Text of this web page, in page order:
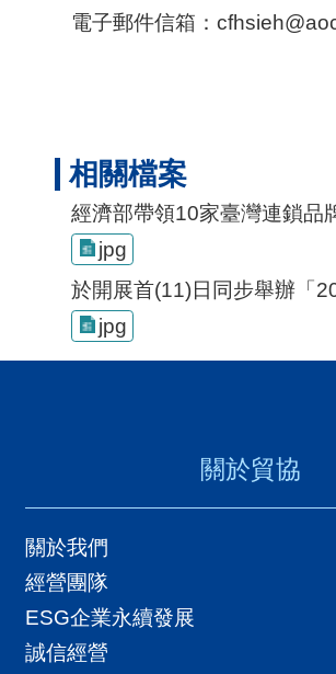
電子郵件信箱：
相關檔案
經濟部帶領10家臺灣連鎖品
jpg
於開展首(11)日同步舉辦「
jpg
關於貿協
關於我們
經營團隊
ESG企業永續發展
誠信經營